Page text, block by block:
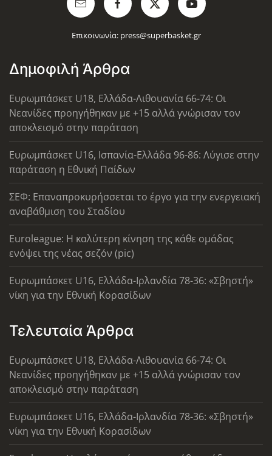
Επικοινωνία: press@superbasket.gr
Δημοφιλή Άρθρα
Ευρωμπάσκετ U18, Ελλάδα-Λιθουανία 66-74: Οι
Νεανίδες προηγήθηκαν με +15 αλλά γνώρισαν τον
αποκλεισμό στην παράταση
Ευρωμπάσκετ U16, Ισπανία-Ελλάδα 96-86: Λύγισε στην
παράταση η Εθνική Παίδων
ΣΕΦ: Επαναπροκυρήσσεται το έργο για την ενεργειακή
αναβάθμιση του Σταδίου
Euroleague: Η καλύτερη κίνηση της κάθε ομάδας
ενόψει της νέας σεζόν (pic)
Ευρωμπάσκετ U16, Ελλάδα-Ιρλανδία 78-36: «Σβηστή»
νίκη για την Εθνική Κορασίδων
Τελευταία Άρθρα
Ευρωμπάσκετ U18, Ελλάδα-Λιθουανία 66-74: Οι
Νεανίδες προηγήθηκαν με +15 αλλά γνώρισαν τον
αποκλεισμό στην παράταση
Ευρωμπάσκετ U16, Ελλάδα-Ιρλανδία 78-36: «Σβηστή»
νίκη για την Εθνική Κορασίδων